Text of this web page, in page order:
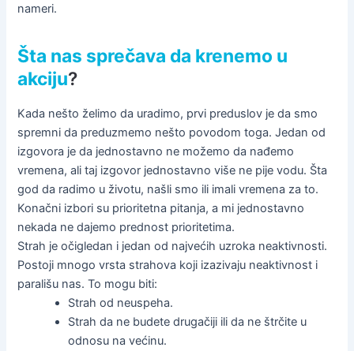
nameri.
Šta nas sprečava da krenemo u
akciju?
Kada nešto želimo da uradimo, prvi preduslov je da smo
spremni da preduzmemo nešto povodom toga. Jedan od
izgovora je da jednostavno ne možemo da nađemo
vremena, ali taj izgovor jednostavno više ne pije vodu. Šta
god da radimo u životu, našli smo ili imali vremena za to.
Konačni izbori su prioritetna pitanja, a mi jednostavno
nekada ne dajemo prednost prioritetima.
Strah je očigledan i jedan od najvećih uzroka neaktivnosti.
Postoji mnogo vrsta strahova koji izazivaju neaktivnost i
parališu nas. To mogu biti:
Strah od neuspeha.
Strah da ne budete drugačiji ili da ne štrčite u
odnosu na većinu.